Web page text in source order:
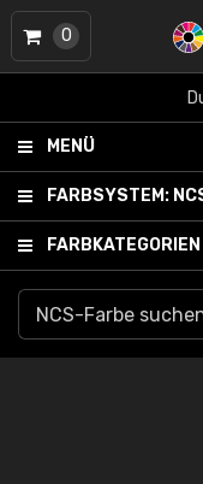
MENÜ
FARBSYSTEM:
FARBKATEGORIEN
0